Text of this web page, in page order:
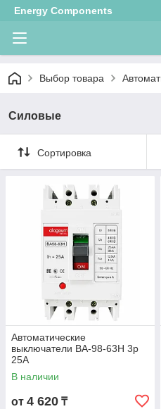
Energy Components
Выбор товара
Силовые
Сортировка
Автоматические
выключатели ВА-98-63Н 3р
25А
В наличии
от 4 620 ₸